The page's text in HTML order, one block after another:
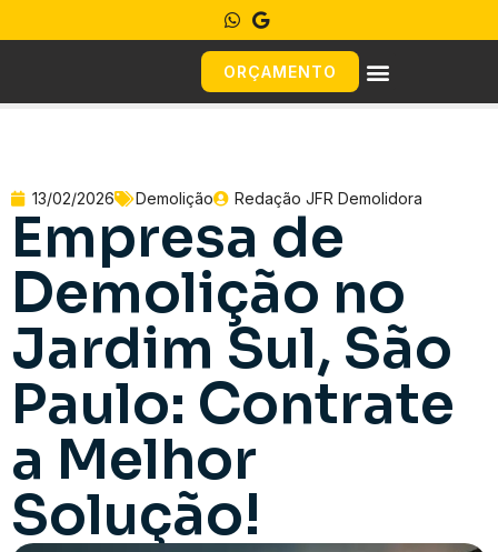
ORÇAMENTO
13/02/2026 Demolição Redação JFR Demolidora
Empresa de
Demolição no
Jardim Sul, São
Paulo: Contrate
a Melhor
Solução!